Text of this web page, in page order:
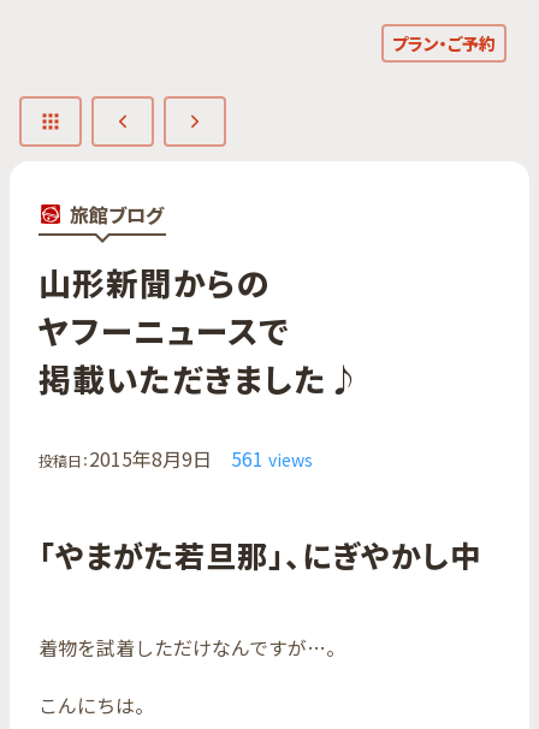
プラン・ご予約
旅館ブログ
山形新聞からの​
ヤフーニュースで​
掲載いただきました♪
投稿日：2015年8月9日 561 views
「やまがた若旦那」、にぎやかし中
着物を試着しただけなんですが…。
こんにちは。